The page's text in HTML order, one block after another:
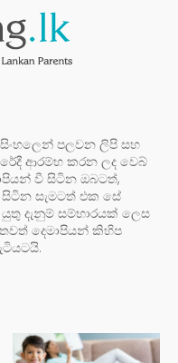
පලවන ලිපි සහ
ආරම්භ කරන ලද වෙබ්
වී සිටින ඔබටත්,
සැමටත් එක සේ
දැනුම් සම්භාරයක් ලෙස
දෙමාපියන් කිහිප